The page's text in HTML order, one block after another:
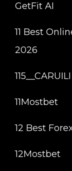
GetFit AI
11 Best
2026
115__CARUILI
11Mostbet
12 Best
12Mostbet